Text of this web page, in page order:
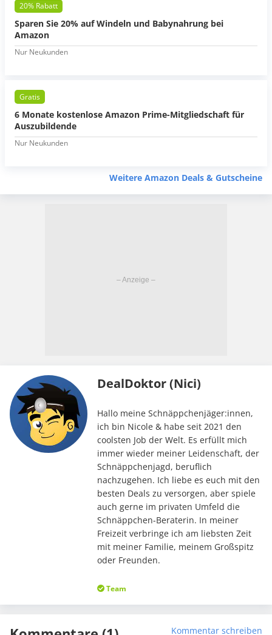
20% Rabatt
Sparen Sie 20% auf Windeln und Babynahrung bei
Amazon
Nur Neukunden
Gratis
6 Monate kostenlose Amazon Prime-Mitgliedschaft für
Auszubildende
Nur Neukunden
Weitere Amazon Deals & Gutscheine
DealDoktor (Nici)
Hallo meine Schnäppchenjäger:innen,
ich bin Nicole & habe seit 2021 den
coolsten Job der Welt. Es erfüllt mich
immer wieder meiner Leidenschaft, der
Schnäppchenjagd, beruflich
nachzugehen. Ich liebe es euch mit den
besten Deals zu versorgen, aber spiele
auch gerne im privaten Umfeld die
Schnäppchen-Beraterin. In meiner
Freizeit verbringe ich am liebsten Zeit
mit meiner Familie, meinem Großspitz
oder Freunden.
Team
Kommentar schreiben